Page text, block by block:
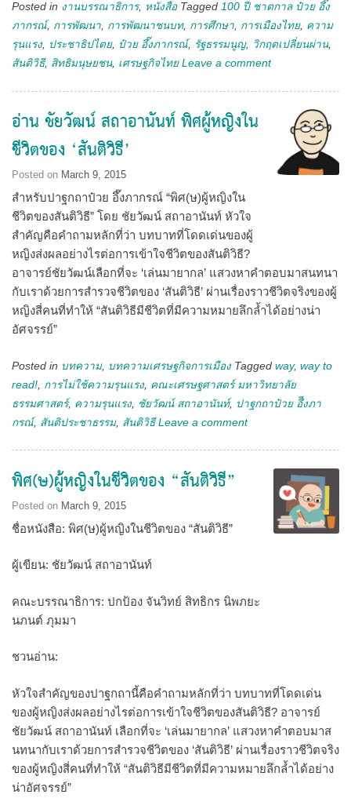
Posted in งานบรรณาธิการ, หนังสือ Tagged 100 ปี ชาตกาล ป๋วย อึ๊ง
ภากรณ์, การพัฒนา, การพัฒนาชนบท, การศึกษา, การเมืองไทย, ความ
รุนแรง, ประชาธิปไตย, ป๋วย อึ๊งภากรณ์, รัฐธรรมนูญ, วิกฤตเปลี่ยนผ่าน,
สันติวิธี, สิทธิมนุษยชน, เศรษฐกิจไทย Leave a comment
อ่าน ชัยวัฒน์ สถาอานันท์ พิศผู้หญิงใน
ชีวิตของ ‘สันติวิธี’
Posted on March 9, 2015
สำหรับปาฐกถาป๋วย อึ๊งภากรณ์ “พิศ(ษ)ผู้หญิงใน
ชีวิตของสันติวิธี” โดย ชัยวัฒน์ สถาอานันท์ หัวใจ
สำคัญคือคำถามหลักที่ว่า บทบาทที่โดดเด่นของผู้
หญิงส่งผลอย่างไรต่อการเข้าใจชีวิตของสันติวิธี?
อาจารย์ชัยวัฒน์เลือกที่จะ ‘เล่นมายากล’ แสวงหาคำตอบมาสนทนา
กับเราด้วยการสำรวจชีวิตของ ‘สันติวิธี’ ผ่านเรื่องราวชีวิตจริงของผู้
หญิงสี่คนที่ทำให้ “สันติวิธีมีชีวิตที่มีความหมายลึกล้ำได้อย่างน่า
อัศจรรย์”
Posted in บทความ, บทความเศรษฐกิจการเมือง Tagged way, way to
read! การไม่ใช้ความรุนแรง คณะเศรษฐศาสตร์ มหาวิทยาลัย
ธรรมศาสตร์, ความรุนแรง ชัยวัฒน์ สถาอานันท์, ปาฐกถาป๋วย อึีงภา
กรณ์, สันติประชาธรรม, สันติวิธี Leave a comment
พิศ(ษ)ผู้หญิงในชีวิตของ “สันติวิธี”
Posted on March 9, 2015
ชื่อหนังสือ: พิศ(ษ)ผู้หญิงในชีวิตของ “สันติวิธี”
ผู้เขียน: ชัยวัฒน์ สถาอานันท์
คณะบรรณาธิการ: ปกป้อง จันวิทย์ สิทธิกร นิพภยะ
นภนต์ ภุมมา
ชวนอ่าน:
หัวใจสำคัญของปาฐกถานี้คือคำถามหลักที่ว่า บทบาทที่โดดเด่น
ของผู้หญิงส่งผลอย่างไรต่อการเข้าใจชีวิตของสันติวิธี? อาจารย์
ชัยวัฒน์ สถาอานันท์ เลือกที่จะ ‘เล่นมายากล’ แสวงหาคำตอบมาส
นทนากับเราด้วยการสำรวจชีวิตของ ‘สันติวิธี’ ผ่านเรื่องราวชีวิตจริง
ของผู้หญิงสี่คนที่ทำให้ “สันติวิธีมีชีวิตที่มีความหมายลึกล้ำได้อย่าง
น่าอัศจรรย์”